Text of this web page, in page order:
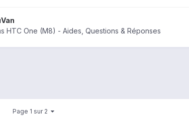
HTC One (M8) - Aides, Questions & Réponses
Page 1 sur 2